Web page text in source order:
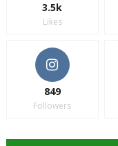
3.5k
Likes
849
Followers